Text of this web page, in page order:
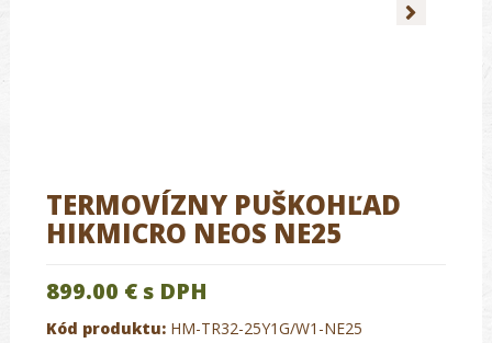
TERMOVÍZNY PUŠKOHĽAD
HIKMICRO NEOS NE25
899.00 € s DPH
Kód produktu: HM-TR32-25Y1G/W1-NE25